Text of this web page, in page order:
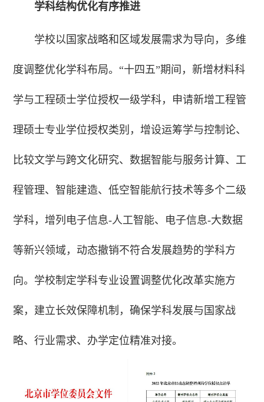
学科结构优化有序推进
学校以国家战略和区域发展需求为导向，多维
度调整优化学科布局。“十四五”期间，新增材料科
学与工程硕士学位授权一级学科，申请新增工程管
理硕士专业学位授权类别，增设运筹学与控制论、
比较文学与跨文化研究、数据智能与服务计算、工
程管理、智能建造、低空智能航行技术等多个二级
学科，增列电子信息-人工智能、电子信息-大数据
等新兴领域，动态撤销不符合发展趋势的学科方
向。学校制定学科专业设置调整优化改革实施方
案，建立长效保障机制，确保学科发展与国家战
略、行业需求、办学定位精准对接。